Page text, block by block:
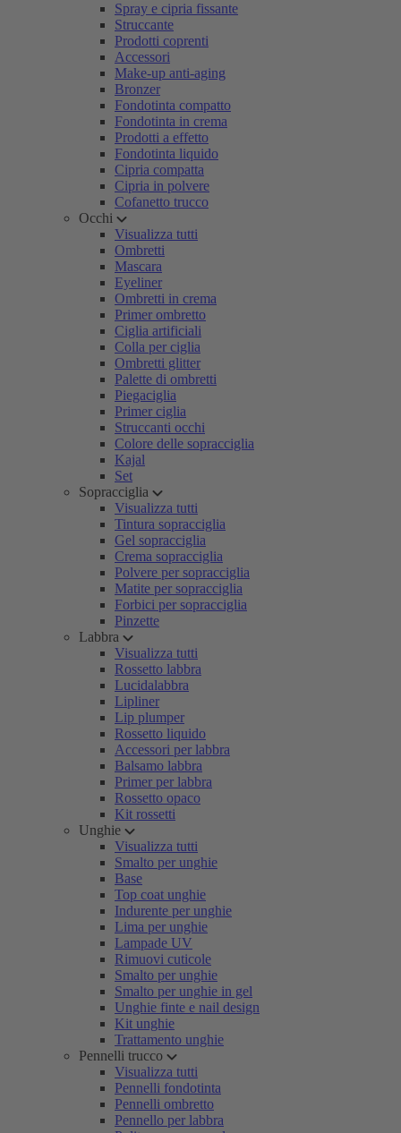
Spray e cipria fissante
Struccante
Prodotti coprenti
Accessori
Make-up anti-aging
Bronzer
Fondotinta compatto
Fondotinta in crema
Prodotti a effetto
Fondotinta liquido
Cipria compatta
Cipria in polvere
Cofanetto trucco
Occhi
Visualizza tutti
Ombretti
Mascara
Eyeliner
Ombretti in crema
Primer ombretto
Ciglia artificiali
Colla per ciglia
Ombretti glitter
Palette di ombretti
Piegaciglia
Primer ciglia
Struccanti occhi
Colore delle sopracciglia
Kajal
Set
Sopracciglia
Visualizza tutti
Tintura sopracciglia
Gel sopracciglia
Crema sopracciglia
Polvere per sopracciglia
Matite per sopracciglia
Forbici per sopracciglia
Pinzette
Labbra
Visualizza tutti
Rossetto labbra
Lucidalabbra
Lipliner
Lip plumper
Rossetto liquido
Accessori per labbra
Balsamo labbra
Primer per labbra
Rossetto opaco
Kit rossetti
Unghie
Visualizza tutti
Smalto per unghie
Base
Top coat unghie
Indurente per unghie
Lima per unghie
Lampade UV
Rimuovi cuticole
Smalto per unghie
Smalto per unghie in gel
Unghie finte e nail design
Kit unghie
Trattamento unghie
Pennelli trucco
Visualizza tutti
Pennelli fondotinta
Pennelli ombretto
Pennello per labbra